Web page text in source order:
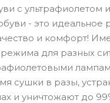
с ультрафиолетом и
- это идеальное
и комфорт!
для разных
сушки в разы,
и уничтожают до